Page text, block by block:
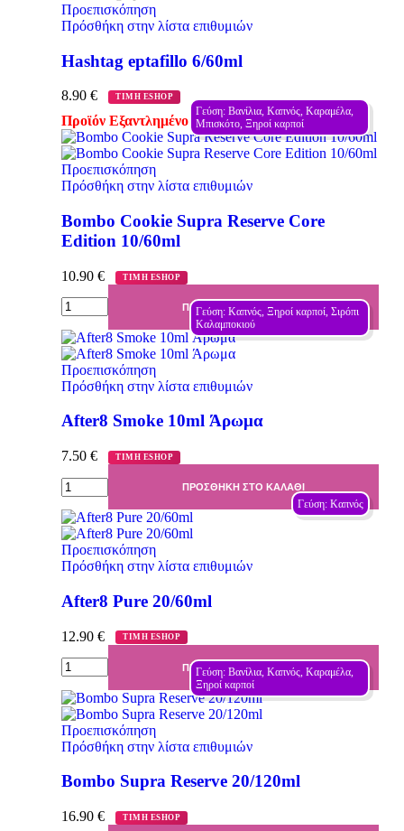
Προεπισκόπηση
Πρόσθήκη στην λίστα επιθυμιών
Hashtag eptafillo 6/60ml
8.90 € ΤΙΜΗ ESHOP
Προϊόν Εξαντλημένο
Γεύση: Βανίλια, Καπνός, Καραμέλα,
Μπισκότο, Ξηροί καρποί
Προεπισκόπηση
Πρόσθήκη στην λίστα επιθυμιών
Bombo Cookie Supra Reserve Core
Edition 10/60ml
10.90 € ΤΙΜΗ ESHOP
ΠΡΟΣΘΉΚΗ ΣΤΟ ΚΑΛΆΘΙ
Γεύση: Καπνός, Ξηροί καρποί, Σιρόπι
Καλαμποκιού
Προεπισκόπηση
Πρόσθήκη στην λίστα επιθυμιών
After8 Smoke 10ml Άρωμα
7.50 € ΤΙΜΗ ESHOP
ΠΡΟΣΘΉΚΗ ΣΤΟ ΚΑΛΆΘΙ
Γεύση: Καπνός
Προεπισκόπηση
Πρόσθήκη στην λίστα επιθυμιών
After8 Pure 20/60ml
12.90 € ΤΙΜΗ ESHOP
ΠΡΟΣΘΉΚΗ ΣΤΟ ΚΑΛΆΘΙ
Γεύση: Βανίλια, Καπνός, Καραμέλα,
Ξηροί καρποί
Προεπισκόπηση
Πρόσθήκη στην λίστα επιθυμιών
Bombo Supra Reserve 20/120ml
16.90 € ΤΙΜΗ ESHOP